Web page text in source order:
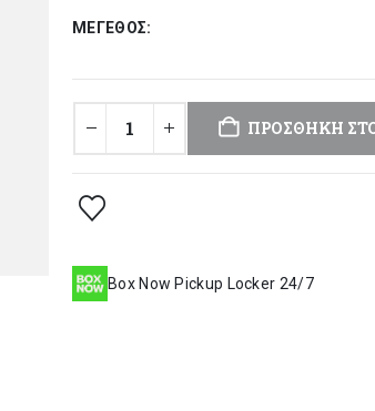
ΜΈΓΕΘΟΣ
ΠΡΟΣΘΉΚΗ
Box Now Pickup Locker 24/7